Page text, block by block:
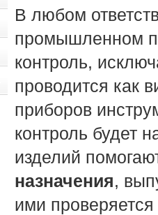
В любом
промышленном
контроль,
проводится как
приборов
контроль будет
изделий
назначения,
ими